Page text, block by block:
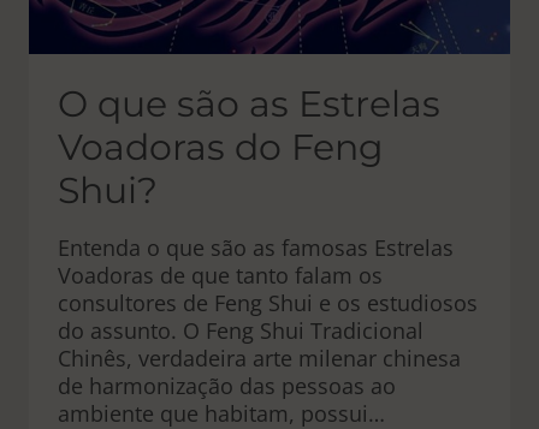
O que são as Estrelas
Voadoras do Feng
Shui?
Entenda o que são as famosas Estrelas
Voadoras de que tanto falam os
consultores de Feng Shui e os estudiosos
do assunto. O Feng Shui Tradicional
Chinês, verdadeira arte milenar chinesa
de harmonização das pessoas ao
ambiente que habitam, possui…